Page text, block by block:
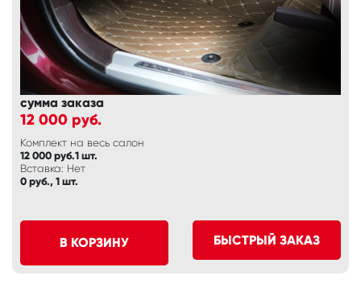
сумма заказа
12 000 руб.
Комплект на весь салон
12 000 руб.1 шт.
Вставка: Нет
0 руб., 1 шт.
В КОРЗИНУ БЫСТРЫЙ ЗАКАЗ